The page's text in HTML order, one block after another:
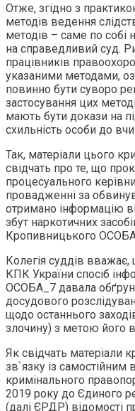
Отже, згідно з
методів ведення
методів – саме по
на справедливий суд.
працівників
указаними методами,
повинно бути суворо
застосування цих
мають бути докази на
схильність особи до
Так, матеріали цього
свідчать про те, що
процесуального
провадженні за
отримано інформацію
збут наркотичних
Кропивницького
Колегія суддів
КПК України спосіб
ОСОБА_7 давала
досудового
щодо останнього
злочину) з метою його
Як свідчать матеріали
зв`язку із
кримінального
2019 року до Єдиного
(далі ЄРДР) відомості